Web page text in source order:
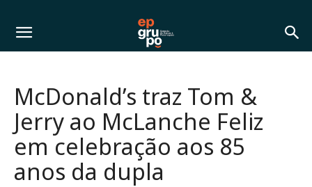
McDonald’s traz Tom &
Jerry ao McLanche Feliz
em celebração aos 85
anos da dupla